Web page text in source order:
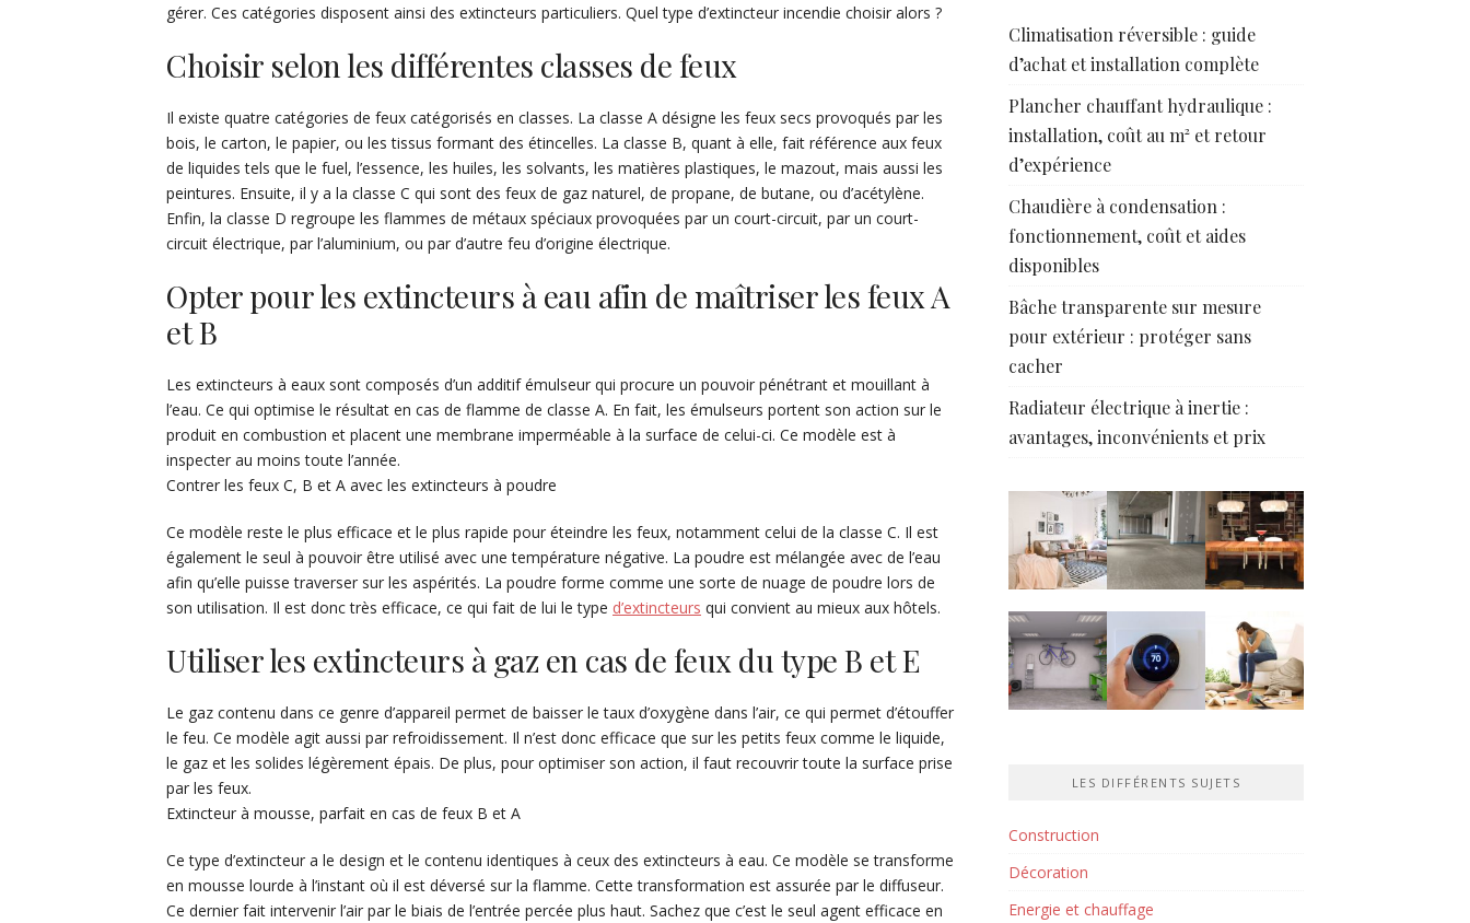
gérer. Ces catégories disposent ainsi des extincteurs particuliers. Quel type d’extincteur incendie choisir alors ?
Choisir selon les différentes classes de feux
Il existe quatre catégories de feux catégorisés en classes. La classe A désigne les feux secs provoqués par les
bois, le carton, le papier, ou les tissus formant des étincelles. La classe B, quant à elle, fait référence aux feux
de liquides tels que le fuel, l’essence, les huiles, les solvants, les matières plastiques, le mazout, mais aussi les
peintures. Ensuite, il y a la classe C qui sont des feux de gaz naturel, de propane, de butane, ou d’acétylène.
Enfin, la classe D regroupe les flammes de métaux spéciaux provoquées par un court-circuit, par un court-
circuit électrique, par l’aluminium, ou par d’autre feu d’origine électrique.
Opter pour les extincteurs à eau afin de maîtriser les feux A
et B
Les extincteurs à eaux sont composés d’un additif émulseur qui procure un pouvoir pénétrant et mouillant à
l’eau. Ce qui optimise le résultat en cas de flamme de classe A. En fait, les émulseurs portent son action sur le
produit en combustion et placent une membrane imperméable à la surface de celui-ci. Ce modèle est à
inspecter au moins toute l’année.
Contrer les feux C, B et A avec les extincteurs à poudre
Ce modèle reste le plus efficace et le plus rapide pour éteindre les feux, notamment celui de la classe C. Il est
également le seul à pouvoir être utilisé avec une température négative. La poudre est mélangée avec de l’eau
afin qu’elle puisse traverser sur les aspérités. La poudre forme comme une sorte de nuage de poudre lors de
son utilisation. Il est donc très efficace, ce qui fait de lui le type d’extincteurs qui convient au mieux aux hôtels.
Utiliser les extincteurs à gaz en cas de feux du type B et E
Le gaz contenu dans ce genre d’appareil permet de baisser le taux d’oxygène dans l’air, ce qui permet d’étouffer
le feu. Ce modèle agit aussi par refroidissement. Il n’est donc efficace que sur les petits feux comme le liquide,
le gaz et les solides légèrement épais. De plus, pour optimiser son action, il faut recouvrir toute la surface prise
par les feux.
Extincteur à mousse, parfait en cas de feux B et A
Ce type d’extincteur a le design et le contenu identiques à ceux des extincteurs à eau. Ce modèle se transforme
en mousse lourde à l’instant où il est déversé sur la flamme. Cette transformation est assurée par le diffuseur.
Ce dernier fait intervenir l’air par le biais de l’entrée percée plus haut. Sachez que c’est le seul agent efficace en
Climatisation réversible : guide
d’achat et installation complète
Plancher chauffant hydraulique :
installation, coût au m² et retour
d’expérience
Chaudière à condensation :
fonctionnement, coût et aides
disponibles
Bâche transparente sur mesure
pour extérieur : protéger sans
cacher
Radiateur électrique à inertie :
avantages, inconvénients et prix
LES DIFFÉRENTS SUJETS
Construction
Décoration
Energie et chauffage